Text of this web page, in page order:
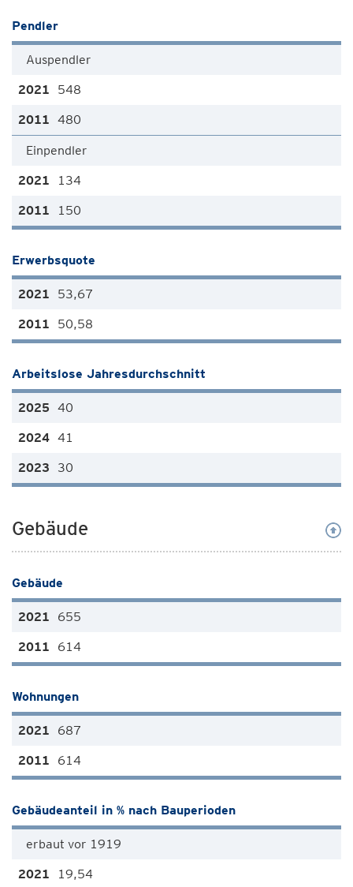
Pendler
Auspendler
548
480
Einpendler
134
150
Erwerbsquote
53,67
50,58
Arbeitslose Jahresdurchschnitt
40
41
30
Gebäude
Gebäude
655
614
Wohnungen
687
614
Gebäudeanteil in % nach Bauperioden
erbaut vor 1919
19,54